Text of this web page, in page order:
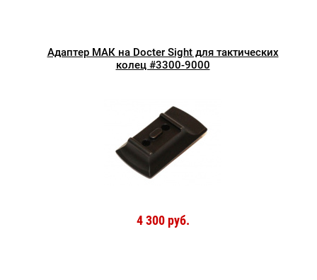
Адаптер МАК на Docter Sight для тактических
колец #3300-9000
4 300 руб.